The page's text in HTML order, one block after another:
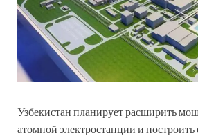
Узбекистан планирует расширить
атомной электростанции и